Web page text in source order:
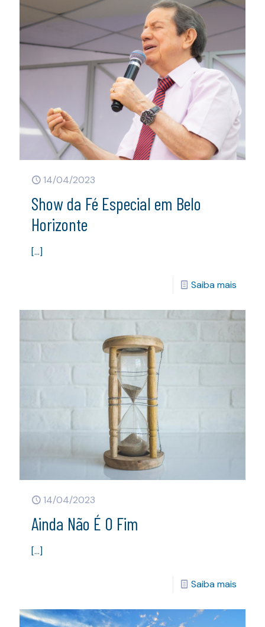
14/04/2023
Show da Fé Especial em Belo
Horizonte
[…]
Saiba mais
14/04/2023
Ainda Não É O Fim
[…]
Saiba mais